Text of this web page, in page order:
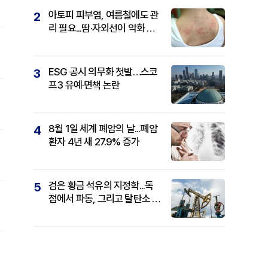
2
아토피 피부염, 여름철에도 관
리 필요...땀·자외선이 악화 요
3
ESG 공시 의무화 첫발…스코
프3 유예·면책 논란
4
8월 1일 세계 폐암의 날...폐암
환자 4년 새 27.9% 증가
5
검은 황금 석유의 지정학...독
점에서 파동, 그리고 탈탄소 패